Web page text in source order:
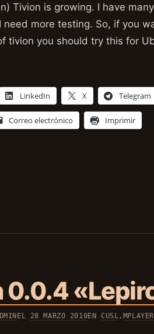
Tivion is growing. I have
need more testing. So, if you
tivion you should try this for
LinkedIn X Telegram
Correo electrónico Imprimir
0.0.4
EL 28 MARZO 2010EN CUSL, MPLAYER